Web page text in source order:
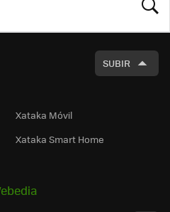
SUBIR
Xataka Móvil
Xataka Smart Home